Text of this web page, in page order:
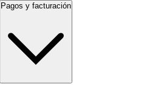
Pagos y facturación